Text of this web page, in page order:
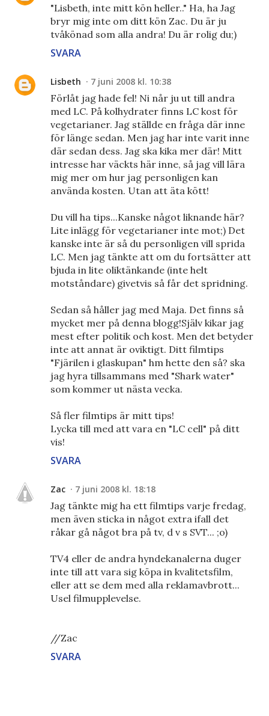
"Lisbeth, inte mitt kön heller.." Ha, ha Jag
bryr mig inte om ditt kön Zac. Du är ju
tvåkönad som alla andra! Du är rolig du;)
SVARA
Lisbeth 7 juni 2008 kl. 10:38
Förlåt jag hade fel! Ni når ju ut till andra
med LC. På kolhydrater finns LC kost för
vegetarianer. Jag ställde en fråga där inne
för länge sedan. Men jag har inte varit inne
där sedan dess. Jag ska kika mer där! Mitt
intresse har väckts här inne, så jag vill lära
mig mer om hur jag personligen kan
använda kosten. Utan att äta kött!
Du vill ha tips...Kanske något liknande här?
Lite inlägg för vegetarianer inte mot;) Det
kanske inte är så du personligen vill sprida
LC. Men jag tänkte att om du fortsätter att
bjuda in lite oliktänkande (inte helt
motståndare) givetvis så får det spridning.
Sedan så håller jag med Maja. Det finns så
mycket mer på denna blogg!Själv kikar jag
mest efter politik och kost. Men det betyder
inte att annat är oviktigt. Ditt filmtips
"Fjärilen i glaskupan" hm hette den så? ska
jag hyra tillsammans med "Shark water"
som kommer ut nästa vecka.
Så fler filmtips är mitt tips!
Lycka till med att vara en "LC cell" på ditt
vis!
SVARA
Zac 7 juni 2008 kl. 18:18
Jag tänkte mig ha ett filmtips varje fredag,
men även sticka in något extra ifall det
råkar gå något bra på tv, d v s SVT... ;o)
TV4 eller de andra hyndekanalerna duger
inte till att vara sig köpa in kvalitetsfilm,
eller att se dem med alla reklamavbrott...
Usel filmupplevelse.
//Zac
SVARA